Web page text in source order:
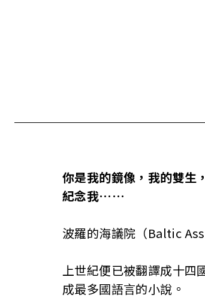
你是我的鏡像，我的雙
紀念我……
波羅的海議院（Baltic
上世紀便已被翻譯成十四
成最多國語言的小說。